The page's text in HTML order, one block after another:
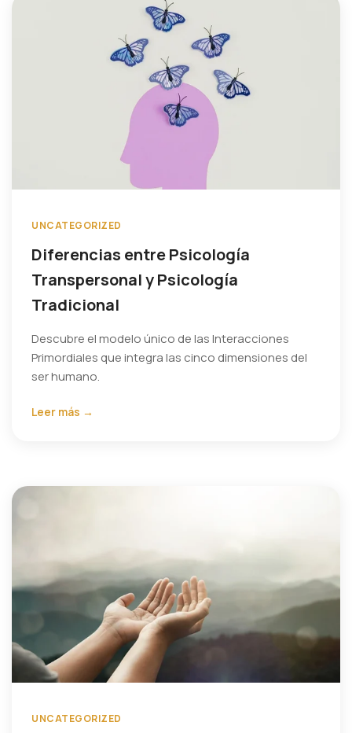
UNCATEGORIZED
Diferencias entre Psicología
Transpersonal y Psicología
Tradicional
Descubre el modelo único de las Interacciones
Primordiales que integra las cinco dimensiones del
ser humano.
Leer más →
UNCATEGORIZED